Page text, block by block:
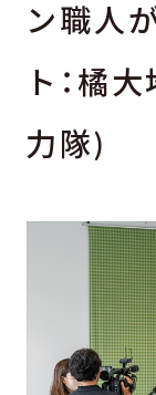
ン職人
ト：橘
力隊)